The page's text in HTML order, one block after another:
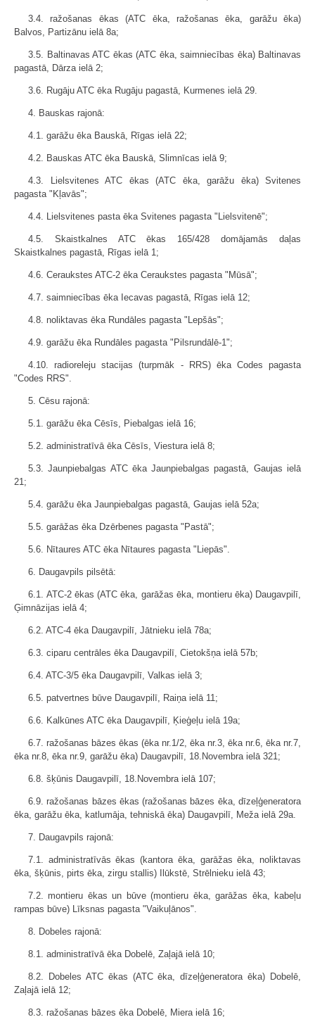
3.4. ražošanas ēkas (ATC ēka, ražošanas ēka, garāžu ēka)
Balvos, Partizānu ielā 8a;
3.5. Baltinavas ATC ēkas (ATC ēka, saimniecības ēka) Baltinavas
pagastā, Dārza ielā 2;
3.6. Rugāju ATC ēka Rugāju pagastā, Kurmenes ielā 29.
4. Bauskas rajonā:
4.1. garāžu ēka Bauskā, Rīgas ielā 22;
4.2. Bauskas ATC ēka Bauskā, Slimnīcas ielā 9;
4.3. Lielsvitenes ATC ēkas (ATC ēka, garāžu ēka) Svitenes
pagasta "Kļavās";
4.4. Lielsvitenes pasta ēka Svitenes pagasta "Lielsvitenē";
4.5. Skaistkalnes ATC ēkas 165/428 domājamās daļas
Skaistkalnes pagastā, Rīgas ielā 1;
4.6. Ceraukstes ATC-2 ēka Ceraukstes pagasta "Mūsā";
4.7. saimniecības ēka Iecavas pagastā, Rīgas ielā 12;
4.8. noliktavas ēka Rundāles pagasta "Lepšās";
4.9. garāžu ēka Rundāles pagasta "Pilsrundālē-1";
4.10. radioreleju stacijas (turpmāk - RRS) ēka Codes pagasta
"Codes RRS".
5. Cēsu rajonā:
5.1. garāžu ēka Cēsīs, Piebalgas ielā 16;
5.2. administratīvā ēka Cēsīs, Viestura ielā 8;
5.3. Jaunpiebalgas ATC ēka Jaunpiebalgas pagastā, Gaujas ielā
21;
5.4. garāžu ēka Jaunpiebalgas pagastā, Gaujas ielā 52a;
5.5. garāžas ēka Dzērbenes pagasta "Pastā";
5.6. Nītaures ATC ēka Nītaures pagasta "Liepās".
6. Daugavpils pilsētā:
6.1. ATC-2 ēkas (ATC ēka, garāžas ēka, montieru ēka) Daugavpilī,
Ģimnāzijas ielā 4;
6.2. ATC-4 ēka Daugavpilī, Jātnieku ielā 78a;
6.3. ciparu centrāles ēka Daugavpilī, Cietokšņa ielā 57b;
6.4. ATC-3/5 ēka Daugavpilī, Valkas ielā 3;
6.5. patvertnes būve Daugavpilī, Raiņa ielā 11;
6.6. Kalkūnes ATC ēka Daugavpilī, Ķieģeļu ielā 19a;
6.7. ražošanas bāzes ēkas (ēka nr.1/2, ēka nr.3, ēka nr.6, ēka nr.7,
ēka nr.8, ēka nr.9, garāžu ēka) Daugavpilī, 18.Novembra ielā 321;
6.8. šķūnis Daugavpilī, 18.Novembra ielā 107;
6.9. ražošanas bāzes ēkas (ražošanas bāzes ēka, dīzeļģeneratora
ēka, garāžu ēka, katlumāja, tehniskā ēka) Daugavpilī, Meža ielā 29a.
7. Daugavpils rajonā:
7.1. administratīvās ēkas (kantora ēka, garāžas ēka, noliktavas
ēka, šķūnis, pirts ēka, zirgu stallis) Ilūkstē, Strēlnieku ielā 43;
7.2. montieru ēkas un būve (montieru ēka, garāžas ēka, kabeļu
rampas būve) Līksnas pagasta "Vaikuļānos".
8. Dobeles rajonā:
8.1. administratīvā ēka Dobelē, Zaļajā ielā 10;
8.2. Dobeles ATC ēkas (ATC ēka, dīzeļģeneratora ēka) Dobelē,
Zaļajā ielā 12;
8.3. ražošanas bāzes ēka Dobelē, Miera ielā 16;